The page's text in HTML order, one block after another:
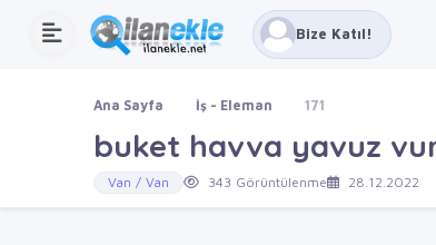
Bize Katıl!
Ana Sayfa İş - Eleman 171
buket havva yavuz
Van / Van 343 Görüntülenme 28.12.2022